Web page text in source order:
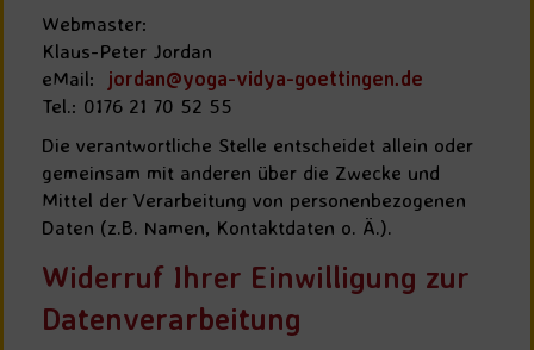
Webmaster:
Klaus-Peter Jordan
eMail: jordan@yoga-vidya-goettingen.de
Tel.: 0176 21 70 52 55
Die verantwortliche Stelle entscheidet allein oder
gemeinsam mit anderen über die Zwecke und
Mittel der Verarbeitung von personenbezogenen
Daten (z.B. Namen, Kontaktdaten o. Ä.).
Widerruf Ihrer Einwilligung zur
Datenverarbeitung